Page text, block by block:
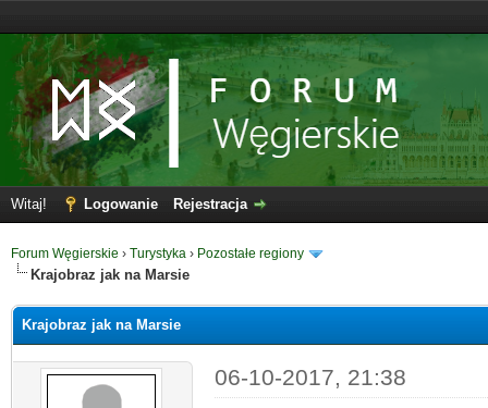
Witaj! Logowanie Rejestracja
Forum Węgierskie › Turystyka › Pozostałe regiony
Krajobraz jak na Marsie
Krajobraz jak na Marsie
06-10-2017, 21:38